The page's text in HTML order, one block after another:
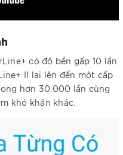
có độ bền gấp 10 lần
II lại lên đến một cấp
hơn 30.000 lần cùng
khó khăn khác.